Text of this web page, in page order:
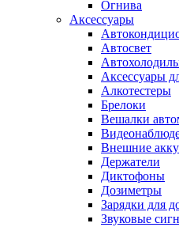
Огнива
Аксессуары
Aвтосвет
Аксессуары
Алкотестеры
Брелоки
Вешалки
Внешние
Держатели
Диктофоны
Дозиметры
Зарядки для
Звуковые